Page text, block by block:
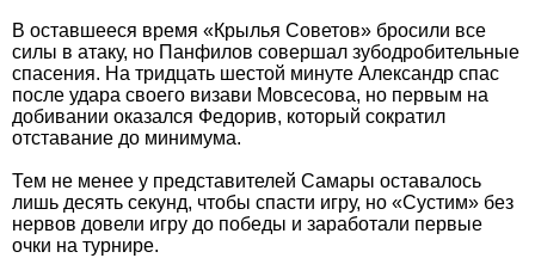
В оставшееся время «Крылья Советов» бросили все
силы в атаку, но Панфилов совершал зубодробительные
спасения. На тридцать шестой минуте Александр спас
после удара своего визави Мовсесова, но первым на
добивании оказался Федорив, который сократил
отставание до минимума.
Тем не менее у представителей Самары оставалось
лишь десять секунд, чтобы спасти игру, но «Сустим» без
нервов довели игру до победы и заработали первые
очки на турнире.